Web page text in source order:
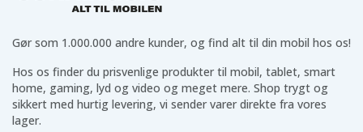
Effekt 45 W
Ladeport USB-C
1x USB-C, 1 x USB-C
Gør som 1.000.000 andre kunder, og find alt til din mobil hos os!
Hos os finder du prisvenlige produkter til mobil, tablet, smart
home, gaming, lyd og video og meget mere. Shop trygt og
sikkert med hurtig levering, vi sender varer direkte fra vores
lager.